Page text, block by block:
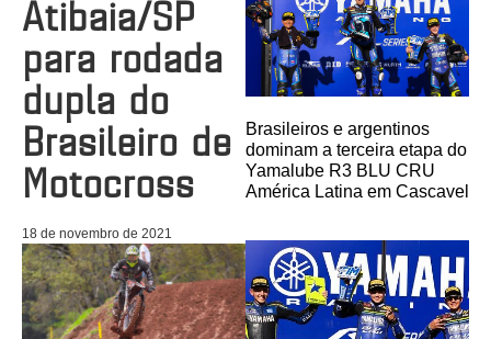
Atibaia/SP
para rodada
dupla do
Brasileiro de
Motocross
18 de novembro de 2021
Brasileiros e argentinos
dominam a terceira etapa do
Yamalube R3 BLU CRU
América Latina em Cascavel